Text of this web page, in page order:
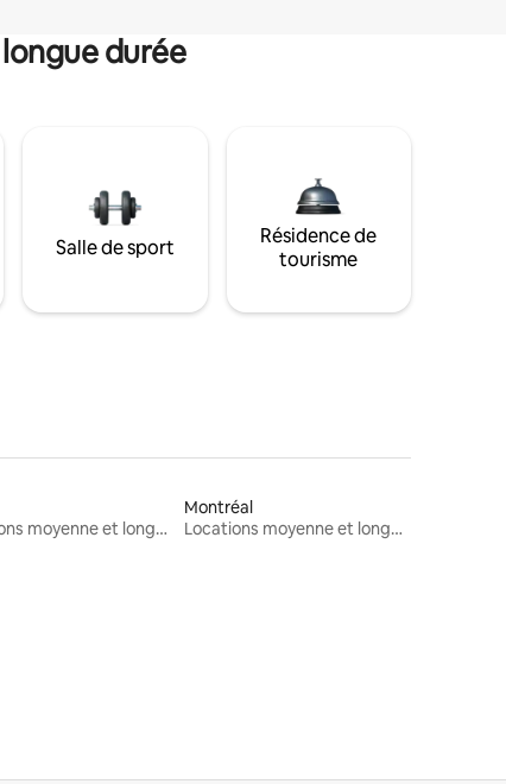
durée
Salle de sport
Résidence de
tourisme
Locations moyenne et longue durée
Montréal
Locations moyenne et longue durée